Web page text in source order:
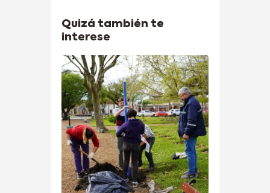
Quizá también te
interese